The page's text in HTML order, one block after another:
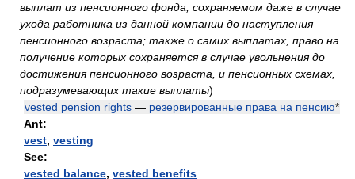
выплат из пенсионного фонда, сохраняемом даже в случае
ухода работника из данной компании до наступления
пенсионного возраста; также о самих выплатах, право на
получение которых сохраняется в случае увольнения до
достижения пенсионного возраста, и пенсионных схемах,
подразумевающих такие выплаты)
vested pension rights — резервированные права на пенсию*
Ant:
vest, vesting
See:
vested balance, vested benefits